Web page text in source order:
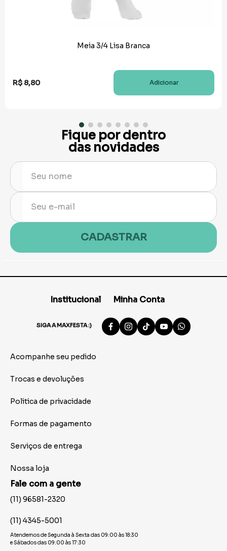
Meia 3/4 Lisa Branca
R$ 8,80 Adicionar
Fique por dentro
das novidades
CADASTRAR
Institucional Minha Conta
SIGA A MAXFESTA :)
Acompanhe seu pedido
Trocas e devoluções
Politica de privacidade
Formas de pagamento
Serviços de entrega
Nossa loja
Fale com a gente
(11) 96581-2320
(11) 4345-5001
Atendemos de Segunda à Sexta das 09:00 às 18:30
e Sábados das 09:00 às 17:30